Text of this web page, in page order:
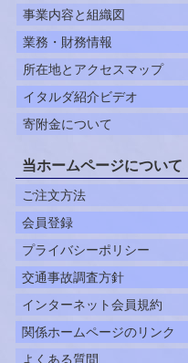
事業内容と組織図
業務・財務情報
所在地とアクセスマップ
イタルダ紹介ビデオ
寄附金について
当ホームページについて
ご注文方法
会員登録
プライバシーポリシー
交通事故調査方針
インターネット会員規約
関係ホームページのリンク
よくある質問